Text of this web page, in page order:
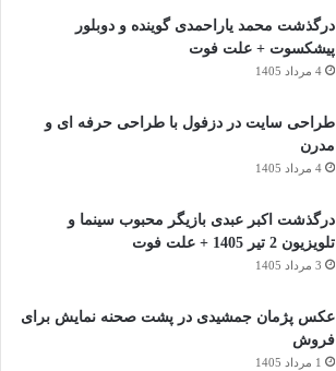
درگذشت محمد یاراحمدی گوینده و دوبلور
پیشکسوت + علت فوت
4 مرداد 1405
طراحی سایت در دزفول با طراحی حرفه‌ ای و
مدرن
4 مرداد 1405
درگذشت اکبر عبدی بازیگر محبوب سینما و
تلویزیون 2 تیر 1405 + علت فوت
3 مرداد 1405
عکس پژمان جمشیدی در پشت صحنه نمایش برای
فروش
1 مرداد 1405